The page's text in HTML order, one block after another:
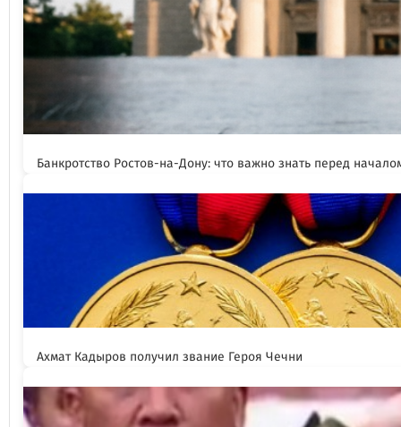
Банкротство Ростов-на-Дону: что важно знать перед
Ахмат Кадыров получил звание Героя Чечни